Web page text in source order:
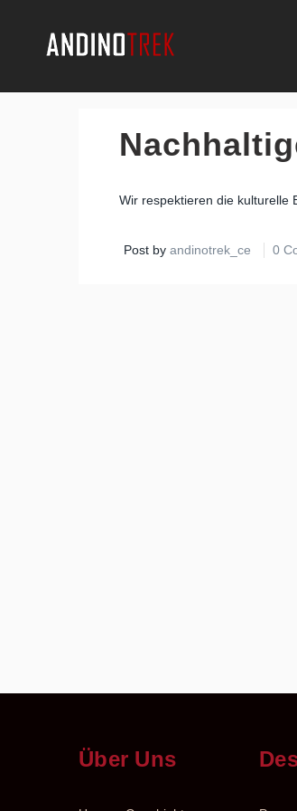
Wir respektieren die kulturelle
Post by andinotrek_ce 0
Über Uns